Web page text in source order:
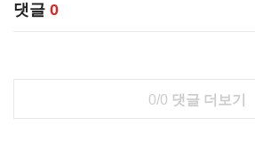
댓글 0
0/0 댓글 더보기